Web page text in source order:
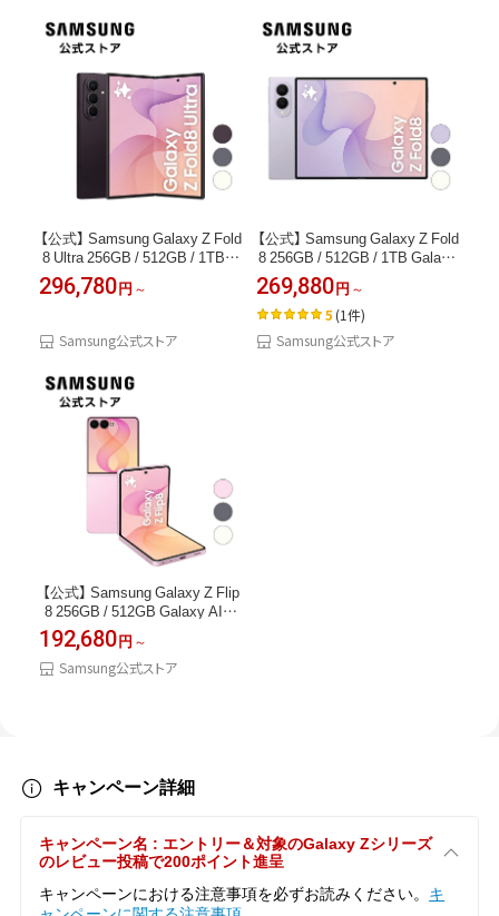
【公式】 Samsung Galaxy Z Fold
8 Ultra 256GB / 512GB / 1TB G
alaxy AI対応 SIMフリースマホ
本体 端末 FeliCa対応 約8.0イン
バッテリー 5,000mAh Android
5G
296,780円
Samsung公式ストア
【公式】 Samsung Galaxy Z Fold
8 256GB / 512GB / 1TB Galaxy
AI対応 SIMフリースマホ 本体
端末 FeliCa対応 約7.6インチ 軽
量 約201g IP48防水防塵 バッテ
リー 4,800mAh Android 5G
269,880円
5 (1件)
Samsung公式ストア
【公式】 Samsung Galaxy Z Flip
8 256GB / 512GB Galaxy AI対
応 SIMフリースマホ 本体 端末
FeliCa対応 約6.9インチ 軽量 約
180g IP48防水防塵 バッテリー
192,680 円
Samsung公式ストア
キャンペーン詳細
キャンペーン名 : エントリー＆対象のGalaxy Zシリーズ
のレビュー投稿で200ポイント進呈
キャンペーンにおける注意事項を必ずお読みください。 キ